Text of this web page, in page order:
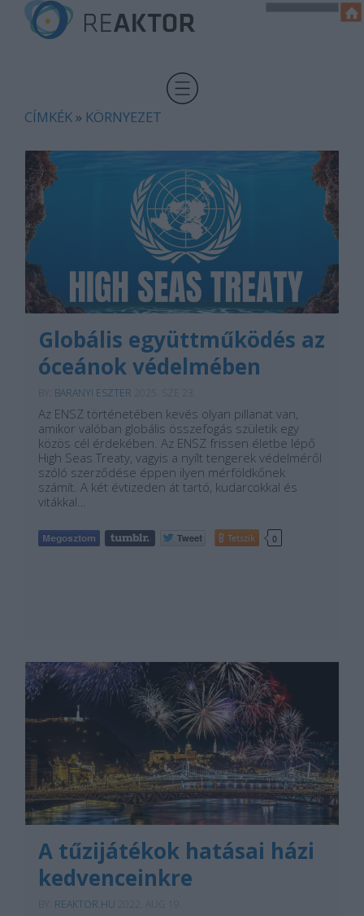
CÍMKÉK » KÖRNYEZET
Globális együttműködés az
óceánok védelmében
BARANYI ESZTER
Az ENSZ történetében kevés olyan pillanat van,
amikor valóban globális összefogás születik egy
közös cél érdekében. Az ENSZ frissen életbe lépő
High Seas Treaty, vagyis a nyílt tengerek védelméről
szóló szerződése éppen ilyen mérföldkőnek
számít. A két évtizeden át tartó, kudarcokkal és
vitákkal…
Tetszik 0
A tűzijátékok hatásai házi
kedvenceinkre
REAKTOR.HU